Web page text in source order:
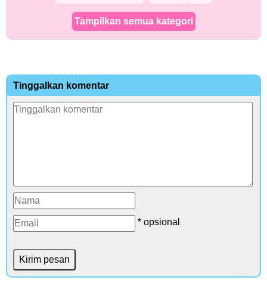
Tampilkan semua kategori
Tinggalkan komentar
* opsional